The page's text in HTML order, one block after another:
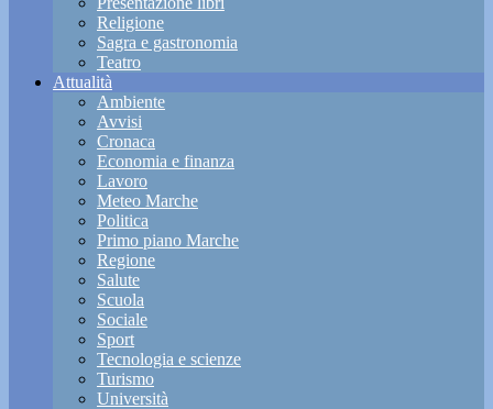
Religione
Sagra e gastronomia
Teatro
Attualità
Ambiente
Avvisi
Cronaca
Economia e finanza
Lavoro
Meteo Marche
Politica
Primo piano Marche
Regione
Salute
Scuola
Sociale
Sport
Tecnologia e scienze
Turismo
Università